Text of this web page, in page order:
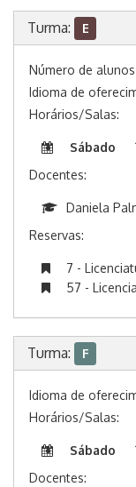
Turma: E
Número de
Idioma de
Horários/Salas:
Sábado
Docentes:
Daniela
Reservas:
7 -
57 -
Turma: F
Idioma de
Horários/Salas:
Sábado
Docentes: